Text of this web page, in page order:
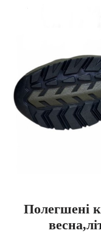
Полегшені